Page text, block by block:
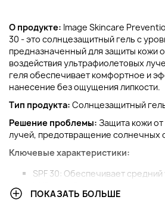
О продукте: Image Skincare
30 - это солнцезащитный гель с
предназначенный для защиты кожи
воздействия ультрафиолетовых
геля обеспечивает комфортное и
нанесение без ощущения липкости.
Тип продукта: Солнцезащитный
Решение проблемы: Защита кожи
лучей, предотвращение солнечных
Ключевые характеристики:
SPF 30: Обеспечивает
ПОКАЗАТЬ БОЛЬШЕ